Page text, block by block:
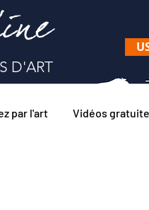
D'ART
par l'art Vidéos